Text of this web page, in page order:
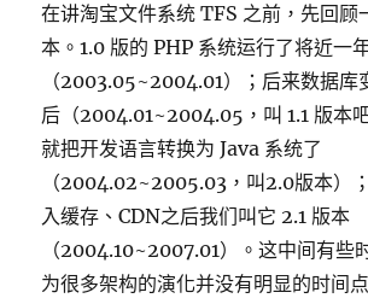
在讲淘宝文件系统 TFS 之前，先回顾
本。1.0 版的 PHP 系统运行了将近一
（2003.05~2004.01）；后来数据库
后（2004.01~2004.05，叫 1.1 版本
就把开发语言转换为 Java 系统了
（2004.02~2005.03，叫2.0版本）
入缓存、CDN之后我们叫它 2.1 版本
（2004.10~2007.01）。这中间有些
为很多架构的演化并没有明显的时间